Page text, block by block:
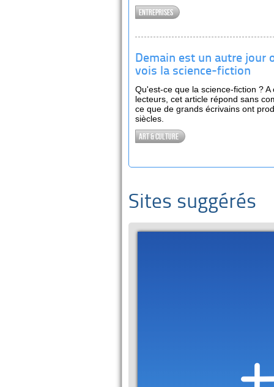
Entreprises
Demain est un autre jour
vois la science-fiction
Qu'est-ce que la science-fiction ?
lecteurs, cet article répond sans
ce que de grands écrivains ont
siècles.
Art & culture
Sites suggérés